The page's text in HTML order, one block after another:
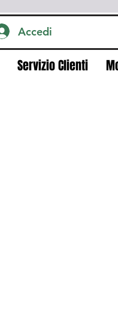
Accedi
Servizio Clienti